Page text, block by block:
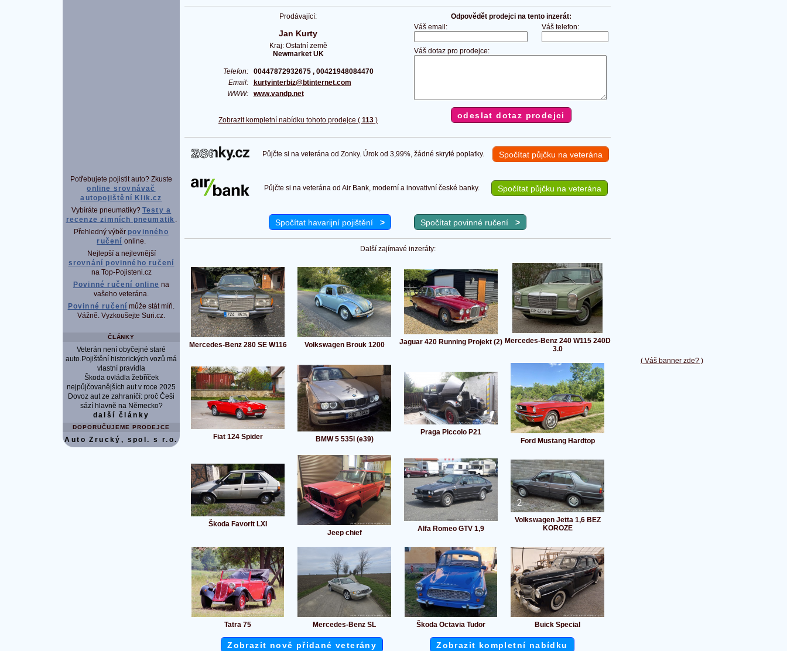
( Váš banner zde? )
Potřebujete pojistit auto? Zkuste
online srovnávač
autopojištění Klik.cz
Vybíráte pneumatiky? Testy a
recenze zimních pneumatik .
Přehledný výběr povinného
ručení online.
Nejlepší a nejlevnější
srovnání povinného ručení
na Top-Pojisteni.cz
Povinné ručení online na
vašeho veterána.
Povinné ručení může stát míň.
Vážně. Vyzkoušejte Suri.cz.
ČLÁNKY
Veterán není obyčejné staré
auto.Pojištění historických vozů má
vlastní pravidla
Škoda ovládla žebříček
nejpůjčovanějších aut v roce 2025
Dovoz aut ze zahraničí: proč Češi
sází hlavně na Německo?
další články
DOPORUČUJEME PRODEJCE
Auto Zrucký, spol. s r.o.
Prodávající:
Jan Kurty
Kraj: Ostatní země
Newmarket UK
Telefon: 00447872932675 , 00421948084470
Email:
kurtyinterbiz@btinternet.com
WWW: www.vandp.net
Zobrazit kompletní nabídku tohoto prodejce ( 113 )
Odpovědět prodejci na tento inzerát:
Váš email:
Váš telefon:
Váš dotaz pro prodejce:
Půjčte si na veterána od Zonky. Úrok od 3,99%, žádné skryté poplatky. Spočítat půjčku na veterána
Půjčte si na veterána od Air Bank, moderní a inovativní české banky. Spočítat půjčku na veterána
Spočítat havarijní pojištění > Spočítat povinné ručení >
Další zajímavé inzeráty:
Mercedes-Benz 280 SE W116 Volkswagen Brouk 1200 Jaguar 420 Running Projekt (2) Mercedes-Benz 240 W115 240D
3.0
Fiat 124 Spider BMW 5 535i (e39)
Praga Piccolo P21
Ford Mustang Hardtop
Škoda Favorit LXI
Jeep chief
Alfa Romeo GTV 1,9
Volkswagen Jetta 1,6 BEZ
KOROZE
Tatra 75 Mercedes-Benz SL Škoda Octavia Tudor Buick Special
Zobrazit nově přidané veterány Zobrazit kompletní nabídku